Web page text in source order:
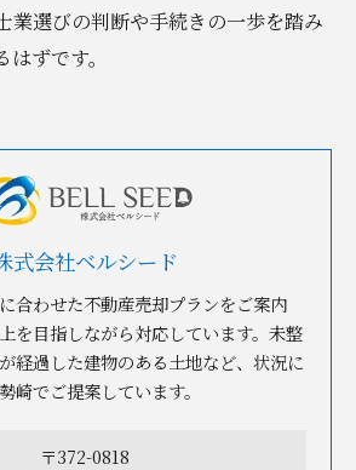
業選びの判断や手続きの一歩を踏み
ずです。
式会社ベルシード
合わせた不動産売却プランをご案内
を目指しながら対応しています。未整
経過した建物のある土地など、状況に
崎でご提案しています。
〒372-0818